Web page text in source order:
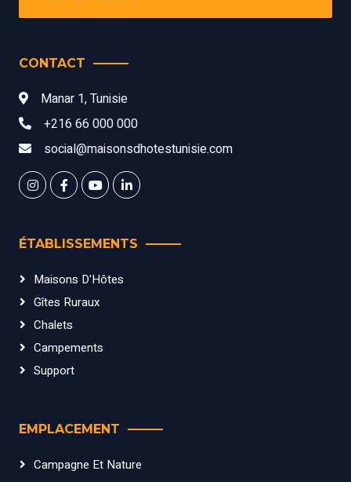
CONTACT
Manar 1, Tunisie
+216 66 000 000
social@maisonsdhotestunisie.com
ÉTABLISSEMENTS
Maisons D'Hôtes
Gîtes Ruraux
Chalets
Campements
Support
EMPLACEMENT
Campagne Et Nature